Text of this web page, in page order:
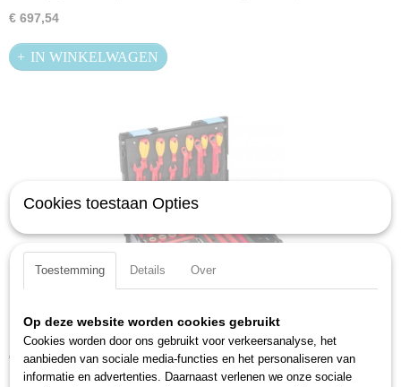
€ 697,54
IN WINKELWAGEN
Hazet 150/39 Gereedschapskoffer
€ 987,38
Cookies toestaan Opties
Toestemming Details Over
Op deze website worden cookies gebruikt
Cookies worden door ons gebruikt voor verkeersanalyse, het
aanbieden van sociale media-functies en het personaliseren van
informatie en advertenties. Daarnaast verlenen we onze sociale